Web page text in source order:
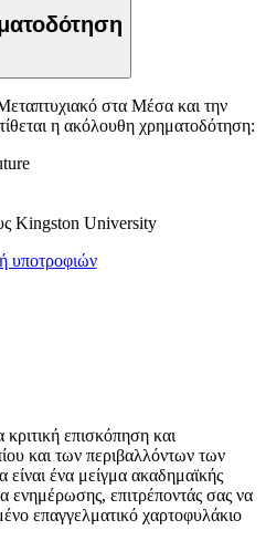
στα Μέσα και την
η ακόλουθη χρηματοδότηση:
Kingston University
υποτροφιών
επισκόπηση και
και των περιβαλλόντων των
ένα μείγμα ακαδημαϊκής
ενημέρωσης, επιτρέποντάς σας να
επαγγελματικό χαρτοφυλάκιο